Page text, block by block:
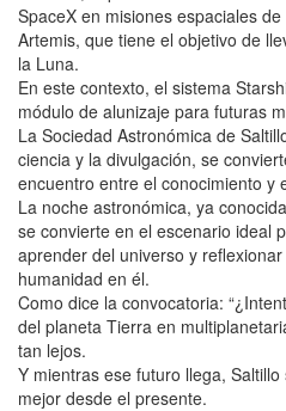
SpaceX en misiones espaciales
Artemis, que tiene el objetivo de
la Luna.
En este contexto, el sistema
módulo de alunizaje para futuras
La Sociedad Astronómica de
ciencia y la divulgación, se
encuentro entre el conocimiento y
La noche astronómica, ya
se convierte en el escenario ideal
aprender del universo y
humanidad en él.
Como dice la convocatoria:
del planeta Tierra en
tan lejos.
Y mientras ese futuro llega,
mejor desde el presente.